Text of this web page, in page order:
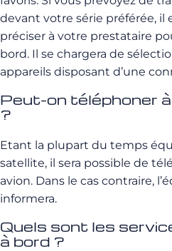
devant votre série préférée, il
préciser à votre prestataire
bord. Il se chargera de
appareils disposant d’une
Peut-on téléphoner à
?
Etant la plupart du temps
satellite, il sera possible de
avion. Dans le cas contraire,
informera.
Quels sont les
à bord ?